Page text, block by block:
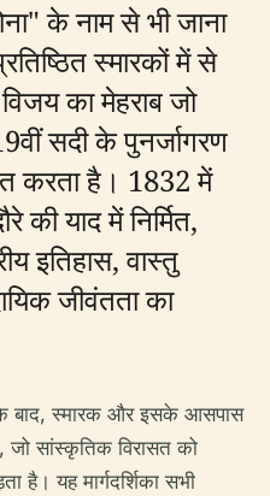
के नाम से भी जाना
स्मारकों में से
का मेहराब जो
सदी के पुनर्जागरण
करता है। 1832 में
की याद में निर्मित,
इतिहास, वास्तु
जीवंतता का
बाद, स्मारक और इसके आसपास
जो सांस्कृतिक विरासत को
है। यह मार्गदर्शिका सभी